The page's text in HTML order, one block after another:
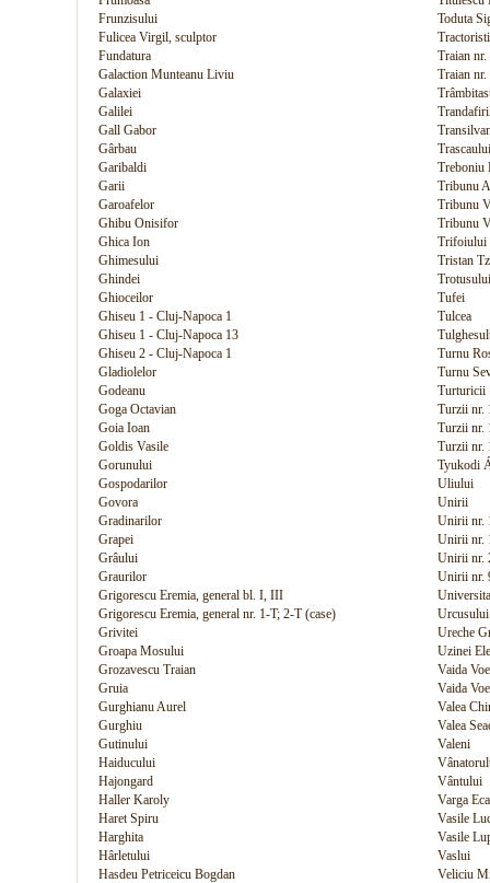
Frunzisului
Toduta
Fulicea Virgil, sculptor
Fundatura
Traian
Galaction Munteanu Liviu
Traian
Galaxiei
Galilei
Gall Gabor
Gârbau
Trascaului
Garibaldi
Treboniu
Garii
Tribunu
Garoafelor
Tribunu
Ghibu Onisifor
Tribunu
Ghica Ion
Trifoiului
Ghimesului
Tristan
Ghindei
Trotusului
Ghioceilor
Tufei
Ghiseu 1 - Cluj-Napoca 1
Tulcea
Ghiseu 1 - Cluj-Napoca 13
Ghiseu 2 - Cluj-Napoca 1
Turnu
Gladiolelor
Turnu
Godeanu
Turturicii
Goga Octavian
Turzii nr.
Goia Ioan
Turzii nr.
Goldis Vasile
Turzii nr.
Gorunului
Tyukodi
Gospodarilor
Uliului
Govora
Unirii
Gradinarilor
Unirii nr.
Grapei
Unirii nr.
Grâului
Unirii nr.
Graurilor
Unirii nr.
Grigorescu Eremia, general bl. I, III
Grigorescu Eremia, general nr. 1-T; 2-T (case)
Urcusului
Grivitei
Ureche
Groapa Mosului
Uzinei
Grozavescu Traian
Vaida
Gruia
Vaida
Gurghianu Aurel
Valea
Gurghiu
Valea
Gutinului
Valeni
Haiducului
Hajongard
Vântului
Haller Karoly
Varga
Haret Spiru
Vasile
Harghita
Vasile
Hârletului
Vaslui
Hasdeu Petriceicu Bogdan
Veliciu